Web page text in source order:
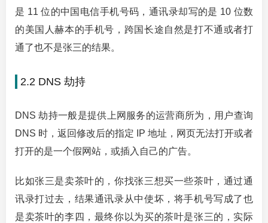
是 11 位的中国电信手机号码，通讯录却写的是 10 位数
的美国人赫本的手机号，跨国长途自然是打不通或者打
通了也不是张三的结果。
2.2 DNS 劫持
DNS 劫持一般是提供上网服务的运营商所为，用户查询
DNS 时，返回修改后的指定 IP 地址，网页无法打开或者
打开的是一个假网站，或插入自己的广告。
比如张三是卖茶叶的，你找张三想买一些茶叶，通过通
讯录打过去，结果通讯录从中使坏，将手机号写成了也
是卖茶叶的李四，最终你以为买的茶叶是张三的，实际